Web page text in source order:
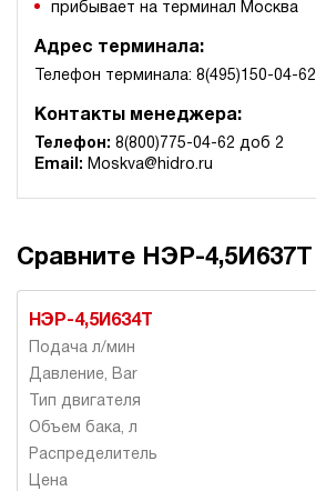
прибывает на терминал Москва
Адрес терминала:
Телефон терминала: 8(495)150-04-62
Контакты менеджера:
Телефон: 8(800)775-04-62 доб 2
Email: Moskva@hidro.ru
Сравните НЭР-4,5И637Т
НЭР-4,5И634Т